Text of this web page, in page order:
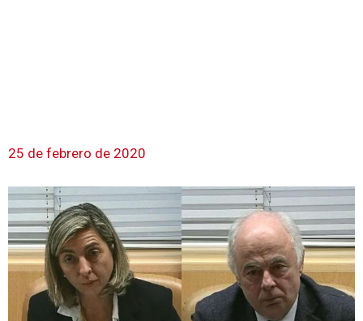
25 de febrero de 2020